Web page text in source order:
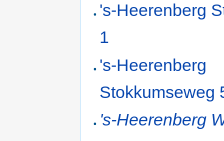
's-Heerenberg
1
's-Heerenberg
Stokkumseweg
's-Heerenberg